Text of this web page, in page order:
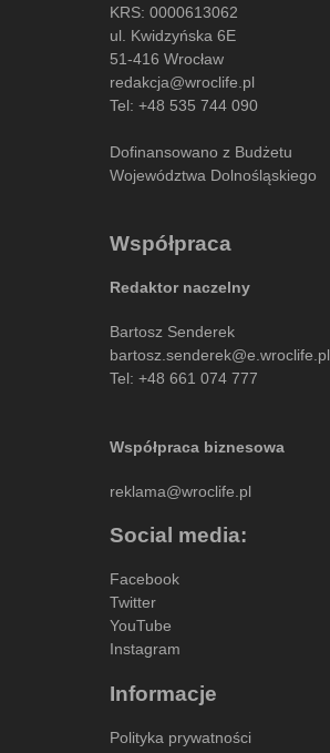
KRS: 0000613062
ul. Kwidzyńska 6E
51-416 Wrocław
redakcja@wroclife.pl
Tel: +48 535 744 090
Dofinansowano z Budżetu
Województwa Dolnośląskiego
Współpraca
Redaktor naczelny
Bartosz Senderek
bartosz.senderek@e.wroclife.pl
Tel: +48 661 074 777
Współpraca biznesowa
reklama@wroclife.pl
Social media:
Facebook
Twitter
YouTube
Instagram
Informacje
Polityka prywatności